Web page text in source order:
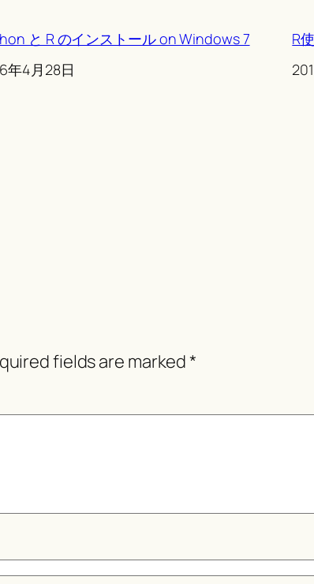
と R のインストール on Windows 7
年4月28日
R
fields are marked*